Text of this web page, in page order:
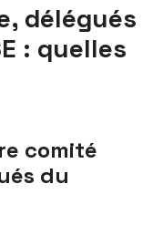
délégués
: quelles
comité
du